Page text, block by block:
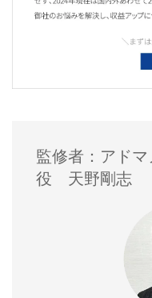
監修者：アド
役 天野剛志